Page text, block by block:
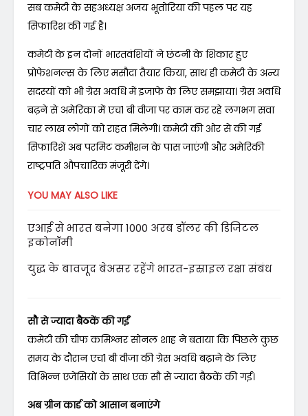
सब कमेटी के सहअध्यक्ष अजय भूतोरिया की पहल पर यह
सिफारिश की गई है।
कमेटी के इन दोनों भारतवंशियों ने छंटनी के शिकार हुए
प्रोफेशनल्स के लिए मसौदा तैयार किया, साथ ही कमेटी के अन्य
सदस्यों को भी ग्रेस अवधि में इजाफे के लिए समझाया। ग्रेस अवधि
बढ़ने से अमेरिका में एच1 बी वीजा पर काम कर रहे लगभग सवा
चार लाख लोगों को राहत मिलेगी। कमेटी की ओर से की गई
सिफारिशें अब परमिट कमीशन के पास जाएंगी और अमेरिकी
राष्ट्रपति औपचारिक मंजूरी देंगे।
YOU MAY ALSO LIKE
एआई से भारत बनेगा 1000 अरब डॉलर की डिजिटल
इकोनॉमी
युद्ध के बावजूद बेअसर रहेंगे भारत-इस्राइल रक्षा संबंध
सौ से ज्यादा बैठकें की गईं
कमेटी की चीफ कमिश्नर सोनल शाह ने बताया कि पिछले कुछ
समय के दौरान एच1 बी वीजा की ग्रेस अवधि बढ़ाने के लिए
विभिन्न एजेंसियों के साथ एक सौ से ज्यादा बैठकें की गईं।
अब ग्रीन कार्ड को आसान बनाएंगे